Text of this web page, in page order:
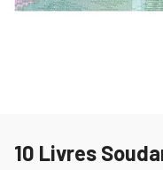
10 Livres